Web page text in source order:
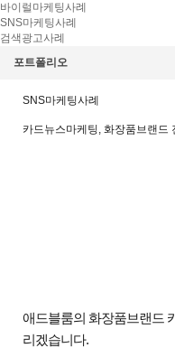
바이럴마케팅사례
SNS마케팅사례
검색광고사례
포트폴리오
SNS마케팅사례
카드뉴스마케팅, 화장품브랜드
애드블룸의 화장품브랜드
리겠습니다.